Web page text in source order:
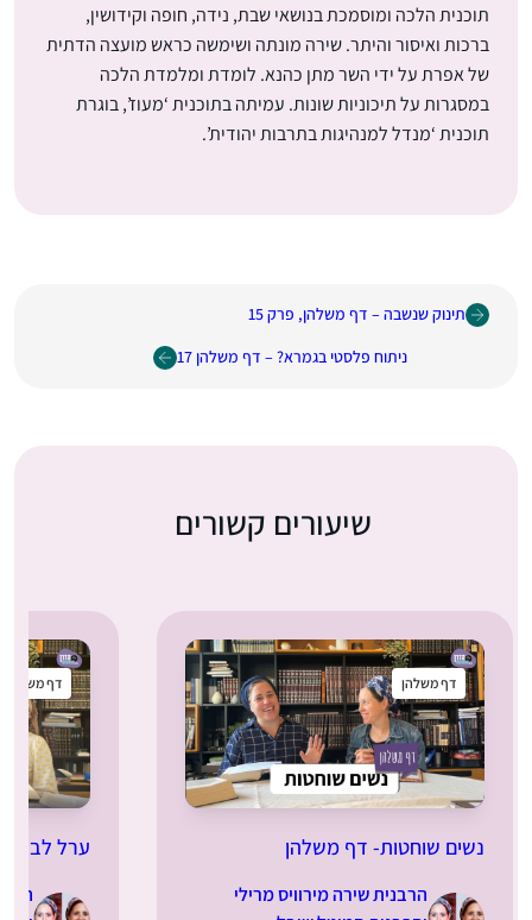
תוכנית הלכה ומוסמכת בנושאי שבת, נידה, חופה וקידושין,
ברכות ואיסור והיתר. שירה מונתה ושימשה כראש מועצה הדתית
של אפרת על ידי השר מתן כהנא. לומדת ומלמדת הלכה
במסגרות על תיכוניות שונות. עמיתה בתוכנית ‘מעוז’, בוגרת
תוכנית ‘מנדל למנהיגות בתרבות יהודית’.
תינוק שנשבה – דף משלהן, פרק 15
ניתוח פלסטי בגמרא? – דף משלהן 17
שיעורים קשורים
דף משלהן
נשים שוחטות- דף משלהן
הרבנית שירה מירוויס מרילי
דף משלהן
ערל לב-